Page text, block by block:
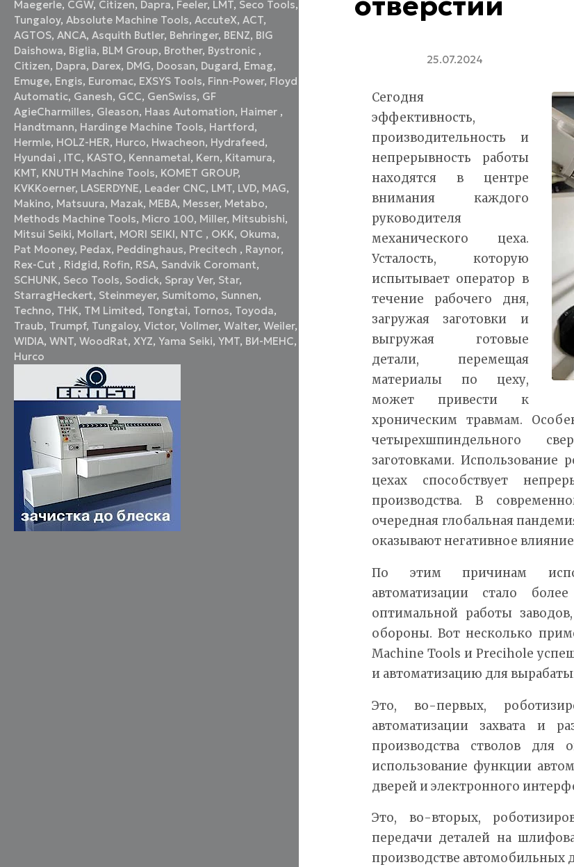
Maegerle, CGW, Citizen, Dapra, Feeler, LMT, Seco Tools,
Tungaloy,Absolute Machine Tools,AccuteX,ACT,
AGTOS,ANCA,Asquith Butler, Behringer, BENZ, BIG
Daishowa, Biglia, BLM Group, Brother, Bystronic ,
Citizen, Dapra, Darex, DMG, Doosan, Dugard, Emag,
Emuge, Engis, Euromac, EXSYS Tools, Finn-Power, Floyd
Automatic, Ganesh, GCC, GenSwiss, GF
AgieCharmilles, Gleason, Haas Automation, Haimer ,
Handtmann, Hardinge Machine Tools, Hartford,
Hermle, HOLZ-HER, Hurco, Hwacheon, Hydrafeed,
Hyundai , ITC, KASTO, Kennametal, Kern, Kitamura,
KMT, KNUTH Machine Tools, KOMET GROUP,
KVKKoerner, LASERDYNE, Leader CNC, LMT, LVD, MAG,
Makino, Matsuura, Mazak, MEBA, Messer, Metabo,
Methods Machine Tools, Micro 100, Miller, Mitsubishi,
Mitsui Seiki, Mollart, MORI SEIKI, NTC , OKK, Okuma,
Pat Mooney, Pedax, Peddinghaus, Precitech , Raynor,
Rex-Cut , Ridgid, Rofin, RSA, Sandvik Coromant,
SCHUNK, Seco Tools, Sodick, Spray Ver, Star,
StarragHeckert, Steinmeyer, Sumitomo, Sunnen,
Techno, THK, TM Limited, Tongtai, Tornos, Toyoda,
Traub, Trumpf, Tungaloy,Victor,Vollmer,Walter,Weiler,
WIDIA,WNT,WoodRat,XYZ,Yama Seiki,YMT, ВИ-МЕНС,
Нurco
25.07.2024
Сегодня
эффективность,
производительность и
непрерывность работы
находятся в центре
внимания каждого
руководителя
механического цеха.
Усталость, которую
испытывает оператор в
течение рабочего дня,
загружая заготовки и
выгружая готовые
детали, перемещая
материалы по цеху,
может привести к
хроническим травмам.
четырехшпиндельного
заготовками. Использование
цехах способствует
производства. В
очередная глобальная
оказывают негативное
По этим причинам
автоматизации стало
оптимальной работы
обороны. Вот несколько
Machine Tools и Precihole
и автоматизацию для
Это, во-первых,
автоматизации захвата и
производства стволов для
использование функции
дверей и электронного
Это, во-вторых,
передачи деталей на
производстве автомобильных